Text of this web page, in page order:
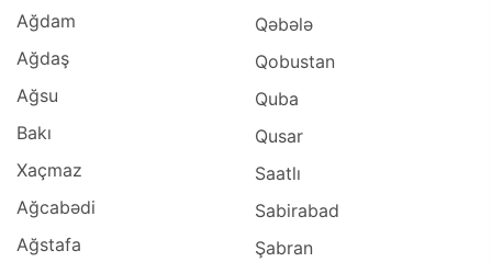
Ağdam
Ağdaş
Ağsu
Bakı
Xaçmaz
Ağcabədi
Ağstafa
Qəbələ
Qobustan
Quba
Qusar
Saatlı
Sabirabad
Şabran